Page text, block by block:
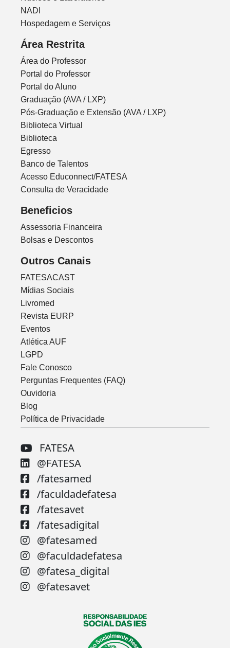
NADI
Hospedagem e Serviços
Área Restrita
Área do Professor
Portal do Professor
Portal do Aluno
Graduação (AVA / LXP)
Pós-Graduação e Extensão (AVA / LXP)
Biblioteca Virtual
Biblioteca
Egresso
Banco de Talentos
Acesso Educonnect/FATESA
Consulta de Veracidade
Beneficios
Assessoria Financeira
Bolsas e Descontos
Outros Canais
FATESACAST
Mídias Sociais
Livromed
Revista EURP
Eventos
Atlética AUF
LGPD
Fale Conosco
Perguntas Frequentes (FAQ)
Ouvidoria
Blog
Política de Privacidade
FATESA
@FATESA
/fatesamed
/faculdadefatesa
/fatesavet
/fatesadigital
@fatesamed
@faculdadefatesa
@fatesa_digital
@fatesavet